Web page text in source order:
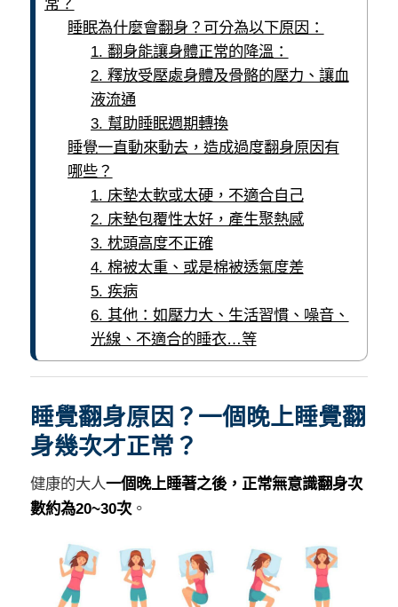
常？
睡眠為什麼會翻身？可分為以下原因：
1. 翻身能讓身體正常的降溫：
2. 釋放受壓處身體及骨骼的壓力、讓血
液流通
3. 幫助睡眠週期轉換
睡覺一直動來動去，造成過度翻身原因有
哪些？
1. 床墊太軟或太硬，不適合自己
2. 床墊包覆性太好，產生聚熱感
3. 枕頭高度不正確
4. 棉被太重、或是棉被透氣度差
5. 疾病
6. 其他：如壓力大、生活習慣、噪音、
光線、不適合的睡衣…等
睡覺翻身原因？一個晚上睡覺翻
身幾次才正常？
健康的大人一個晚上睡著之後，正常無意識翻身次
數約為20~30次。